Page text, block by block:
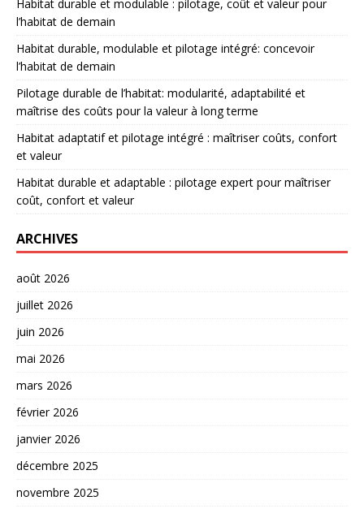
Habitat durable et modulable : pilotage, coût et valeur pour
l’habitat de demain
Habitat durable, modulable et pilotage intégré: concevoir
l’habitat de demain
Pilotage durable de l’habitat: modularité, adaptabilité et
maîtrise des coûts pour la valeur à long terme
Habitat adaptatif et pilotage intégré : maîtriser coûts, confort
et valeur
Habitat durable et adaptable : pilotage expert pour maîtriser
coût, confort et valeur
ARCHIVES
août 2026
juillet 2026
juin 2026
mai 2026
mars 2026
février 2026
janvier 2026
décembre 2025
novembre 2025